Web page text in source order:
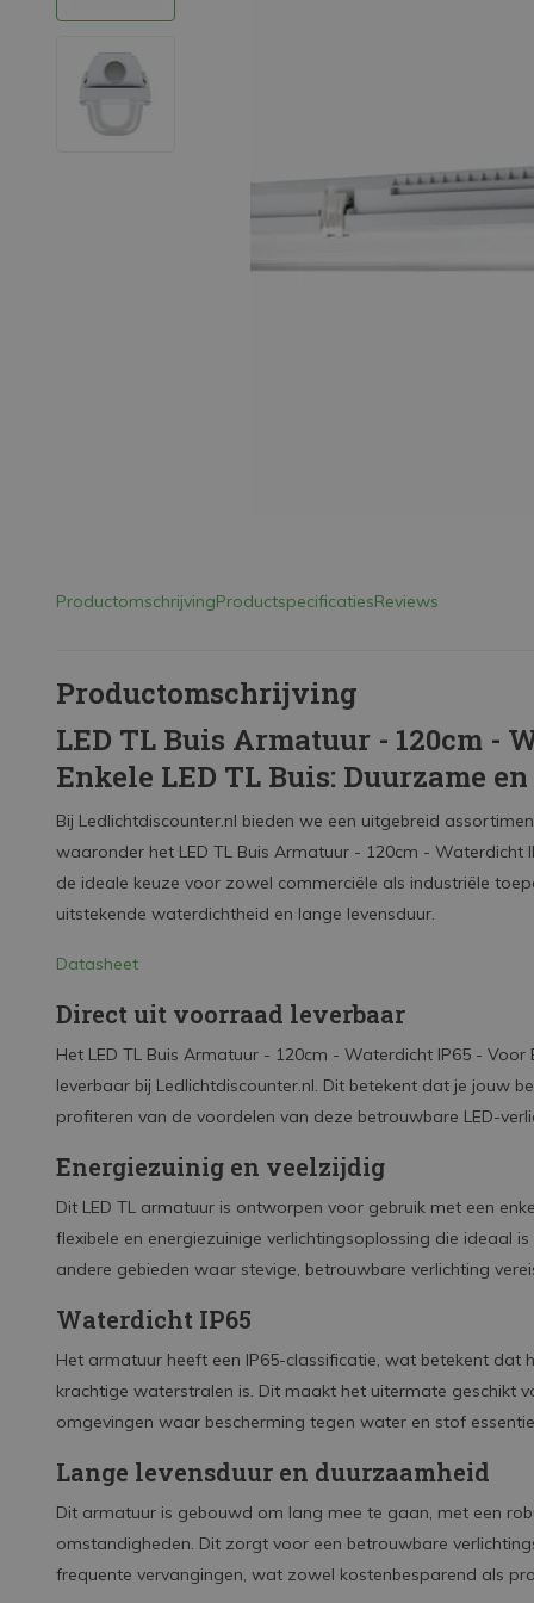
Decoratieve verlichting
LED Buitenverlichting
LED Noodverlichting
Installatiemateriaal
ProductomschrijvingProductspecificatiesReviews
Productomschrijving
LED TL Buis Armatuur - 120cm -
Enkele LED TL Buis: Duurzame
Bij Ledlichtdiscounter.nl bieden we een uitgebreid
waaronder het LED TL Buis Armatuur - 120cm - Waterdicht
de ideale keuze voor zowel commerciële als industriële
uitstekende waterdichtheid en lange levensduur.
Datasheet
Direct uit voorraad leverbaar
Het LED TL Buis Armatuur - 120cm - Waterdicht IP65 - Voor
leverbaar bij Ledlichtdiscounter.nl. Dit betekent dat je jouw
profiteren van de voordelen van deze betrouwbare LED-
Energiezuinig en veelzijdig
Dit LED TL armatuur is ontworpen voor gebruik met een
flexibele en energiezuinige verlichtingsoplossing die ideaal
andere gebieden waar stevige, betrouwbare verlichting
Waterdicht IP65
Het armatuur heeft een IP65-classificatie, wat betekent dat
krachtige waterstralen is. Dit maakt het uitermate geschikt
omgevingen waar bescherming tegen water en stof
Lange levensduur en duurzaamheid
Dit armatuur is gebouwd om lang mee te gaan, met een
omstandigheden. Dit zorgt voor een betrouwbare
frequente vervangingen, wat zowel kostenbesparend als